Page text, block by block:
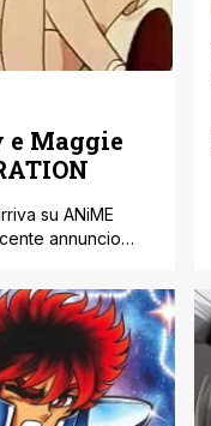
e Maggie
su ANiME
annuncio
inserito di
di due storia
[']